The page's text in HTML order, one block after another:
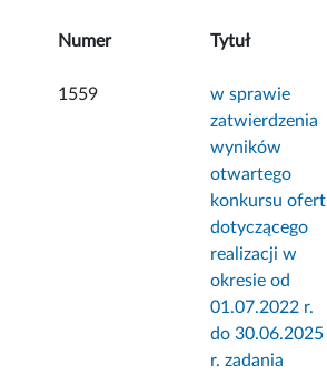
Numer Tytuł
1559
w sprawie
zatwierdzenia
wyników
otwartego
konkursu ofert
dotyczącego
realizacji w
okresie od
01.07.2022 r.
do 30.06.2025
r. zadania